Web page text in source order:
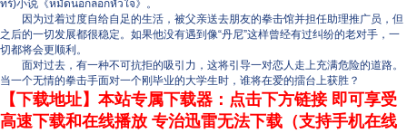
ทร์)小说《หมัดน็อกล็อกหัวใจ》。
因为过着过度自给自足的生活，被父亲送去朋友的拳击馆并担任助理推广员，但
之后的一切发展都很稳定。如果他没有遇到像“丹尼”这样曾经有过纠纷的老对手，一
切都将会更顺利。
面对过去，有一种不可抗拒的吸引力，这将引导一对恋人走上充满危险的道路。
当一个无情的拳击手面对一个刚毕业的大学生时，谁将在爱的擂台上获胜？
【下载地址】本站专属下载器：点击下方链接 即可享受
高速下载和在线播放 专治迅雷无法下载（支持手机在线